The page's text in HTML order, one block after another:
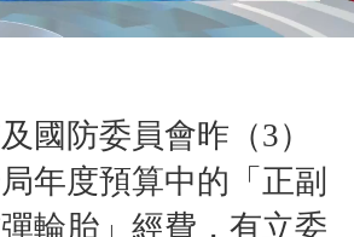
國防委員會昨（3）
年度預算中的「正副
輪胎」 經費， 有立委